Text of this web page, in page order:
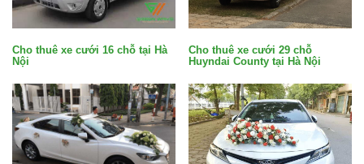
Cho thuê xe cưới 16 chỗ tại Hà
Nội
Cho thuê xe cưới 29 chỗ
Huyndai County tại Hà Nội